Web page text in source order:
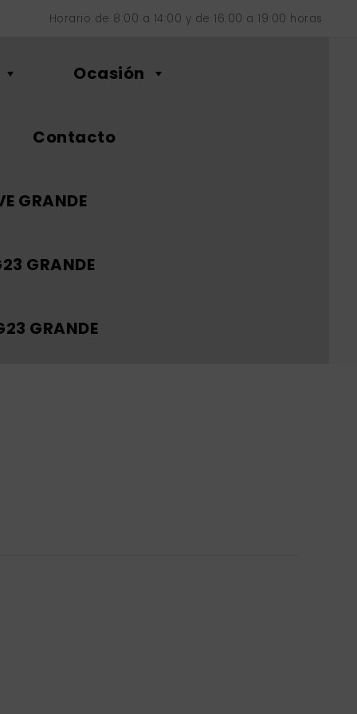
Horario de 8:00 a 14:00 y de 16:00 a 19:00 horas.
Ocasión
Contacto
GRANDE
GRANDE
GRANDE